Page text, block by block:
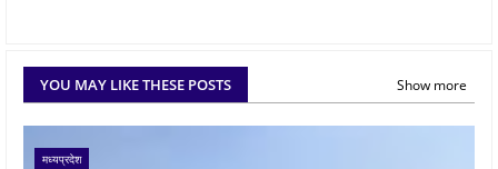
YOU MAY LIKE THESE POSTS Show more
मध्यप्रदेश